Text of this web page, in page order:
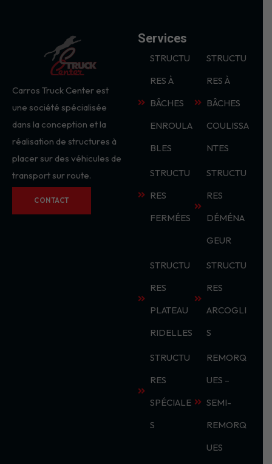
Carros Truck Center est
une société spécialisée
dans la conception et la
réalisation de structures à
placer sur des véhicules de
transport sur route.
CONTACT
Services
STRUCTU
RES À
BÂCHES
ENROULA
BLES
STRUCTU
RES À
BÂCHES
COULISSA
NTES
STRUCTU
RES
FERMÉES
STRUCTU
RES
DÉMÉNA
GEUR
STRUCTU
RES
PLATEAU
RIDELLES
STRUCTU
RES
ARCOGLI
S
STRUCTU
RES
SPÉCIALE
S
REMORQ
UES –
SEMI-
REMORQ
UES